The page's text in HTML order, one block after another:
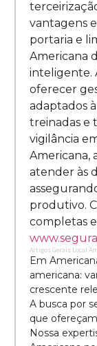
vantagens
portaria e
Americana
inteligente.
oferecer
adaptados
treinadas e
vigilância
Americana,
atender às
produtivo.
completas
Artigos Gerais Local
Em
americana:
crescente
A busca por
que
Nossa